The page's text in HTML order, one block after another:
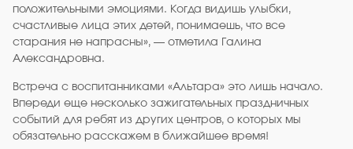
положительными эмоциями. Когда видишь улыбки,
счастливые лица этих детей, понимаешь, что все
старания не напрасны», — отметила Галина
Александровна.
Встреча с воспитанниками «Альтара» это лишь начало.
Впереди еще несколько зажигательных праздничных
событий для ребят из других центров, о которых мы
обязательно расскажем в ближайшее время!